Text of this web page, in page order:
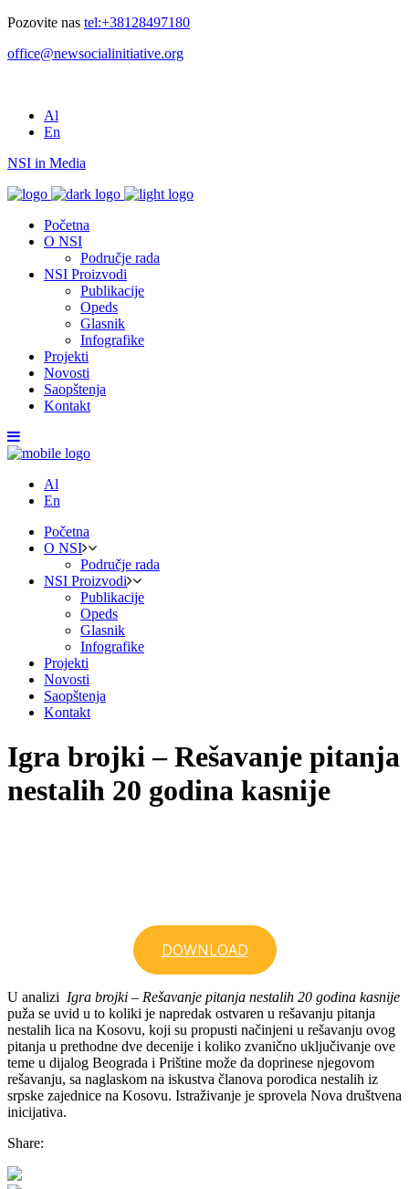
Pozovite nas tel:+38128497180
office@newsocialinitiative.org
Al
En
NSI in Media
Početna
O NSI
Područje rada
NSI Proizvodi
Publikacije
Opeds
Glasnik
Infografike
Projekti
Novosti
Saopštenja
Kontakt
Al
En
Početna
O NSI
Područje rada
NSI Proizvodi
Publikacije
Opeds
Glasnik
Infografike
Projekti
Novosti
Saopštenja
Kontakt
Igra brojki – Rešavanje pitanja
nestalih 20 godina kasnije
DOWNLOAD
U analizi Igra brojki – Rešavanje pitanja nestalih 20 godina kasnije
puža se uvid u to koliki je napredak ostvaren u rešavanju pitanja
nestalih lica na Kosovu, koji su propusti načinjeni u rešavanju ovog
pitanja u prethodne dve decenije i koliko zvanično uključivanje ove
teme u dijalog Beograda i Prištine može da doprinese njegovom
rešavanju, sa naglaskom na iskustva članova porodica nestalih iz
srpske zajednice na Kosovu. Istraživanje je sprovela Nova društvena
inicijativa.
Share: